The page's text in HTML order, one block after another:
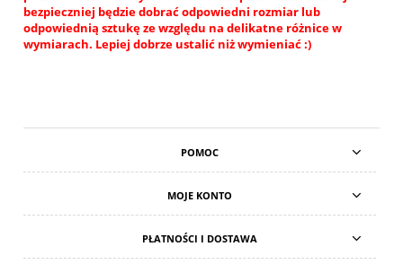
bezpieczniej będzie dobrać odpowiedni rozmiar lub
odpowiednią sztukę ze względu na delikatne różnice w
wymiarach. Lepiej dobrze ustalić niż wymieniać :)
POMOC
MOJE KONTO
PŁATNOŚCI I DOSTAWA